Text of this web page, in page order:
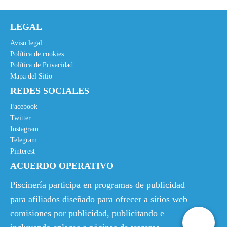
g
i
a
7
,
7
e
0
€
.
LEGAL
Aviso legal
Política de cookies
Política de Privacidad
Mapa del Sitio
REDES SOCIALES
Facebook
Twitter
Instagram
Telegram
Pinterest
ACUERDO OPERATIVO
Piscinería participa en programas de publicidad
para afiliados diseñado para ofrecer a sitios web
comisiones por publicidad, publicitando e